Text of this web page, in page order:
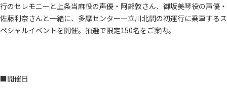
行のセレモニーと上条当麻役の声優・阿部敦さん、御坂美琴役の声優・
佐藤利奈さんと一緒に、多摩センター―立川北間の初運行に乗車するス
ペシャルイベントを開催。抽選で限定150名をご案内。
■開催日